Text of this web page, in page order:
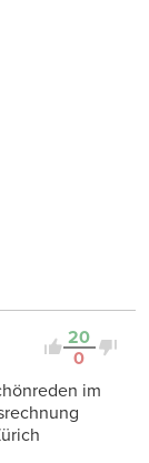
20
0
im